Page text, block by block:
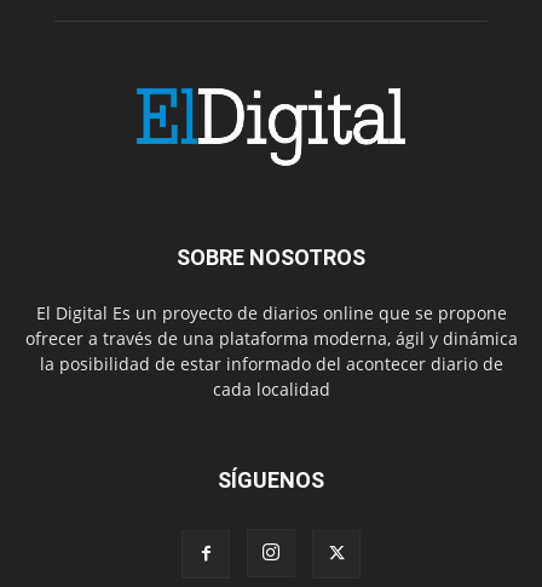
SOBRE NOSOTROS
El Digital Es un proyecto de diarios online que se propone
ofrecer a través de una plataforma moderna, ágil y dinámica
la posibilidad de estar informado del acontecer diario de
cada localidad
SÍGUENOS